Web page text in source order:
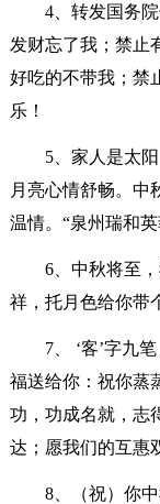
4、转发国务
发财忘了我；禁止
好吃的不带我；禁
乐！
5、家人是太
月亮心情舒畅。中
温情。“泉州瑞和
6、中秋将至
祥，托月色给你带
7、 ‘客’字九
福送给你：祝你蒸
功，功成名就，志
达；愿我们的互惠
8、（祝）你